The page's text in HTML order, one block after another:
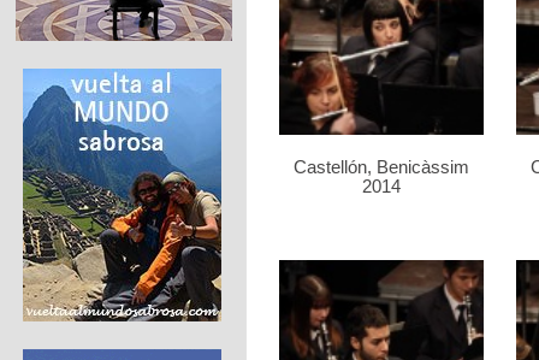
Castellón, Benicàssim
2014